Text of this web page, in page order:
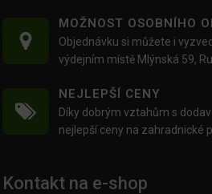
MOŽNOST OSOBNÍHO
Objednávku si můžete i
výdejním místě Mlýnská 59,
NEJLEPŠÍ CENY
Díky dobrým vztahům s
nejlepší ceny na zahradnické
Kontakt na e-shop